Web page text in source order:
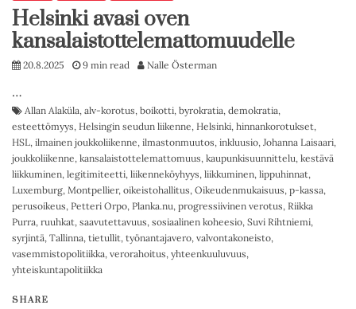
Helsinki avasi oven
kansalaistottelemattomuudelle
20.8.2025 9 min read Nalle Österman
…
Allan Alaküla, alv-korotus, boikotti, byrokratia, demokratia,
esteettömyys, Helsingin seudun liikenne, Helsinki, hinnankorotukset,
HSL, ilmainen joukkoliikenne, ilmastonmuutos, inkluusio, Johanna Laisaari,
joukkoliikenne, kansalaistottelemattomuus, kaupunkisuunnittelu, kestävä
liikkuminen, legitimiteetti, liikenneköyhyys, liikkuminen, lippuhinnat,
Luxemburg, Montpellier, oikeistohallitus, Oikeudenmukaisuus, p-kassa,
perusoikeus, Petteri Orpo, Planka.nu, progressiivinen verotus, Riikka
Purra, ruuhkat, saavutettavuus, sosiaalinen koheesio, Suvi Rihtniemi,
syrjintä, Tallinna, tietullit, työnantajavero, valvontakoneisto,
vasemmistopolitiikka, verorahoitus, yhteenkuuluvuus,
yhteiskuntapolitiikka
SHARE